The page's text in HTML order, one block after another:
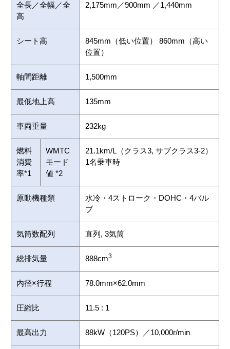
全長／全幅／全
高
2,175mm／900mm ／1,440mm
シート高
845mm（低い位置） 860mm（高い
位置）
軸間距離 1,500mm
最低地上高 135mm
車両重量 232kg
燃料
消費
率*1
WMTC
モード
値 *2
21.1km/L（クラス3, サブクラス3-2）
1名乗車時
原動機種類
水冷・4ストローク・DOHC・4バル
ブ
気筒数配列 直列, 3気筒
総排気量 888cm3
内径×行程 78.0mm×62.0mm
圧縮比 11.5 : 1
最高出力 88kW（120PS）／10,000r/min